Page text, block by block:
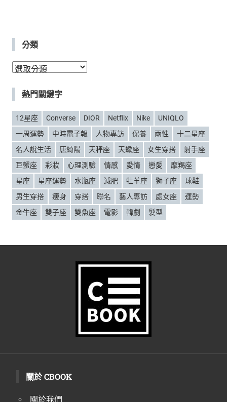
分類
分
熱門關鍵字
12星座 Converse DIOR Netflix Nike
UNIQLO
一周運勢
中時電子報 人物專訪 保養 兩性
十二星座
名人說生活
唐綺陽 天秤座 天蠍座 女生穿搭
射手座
巨蟹座
彩妝 心理測驗 情感 愛情 戀愛
摩羯座
星座
星座運勢 水瓶座 減肥 牡羊座 獅子座
球鞋
男生穿搭
瘦身 穿搭 聯名 藝人專訪 處女座
運勢
金牛座
雙子座 雙魚座 電影 韓劇 髮型
關於 CBOOK
關於我們